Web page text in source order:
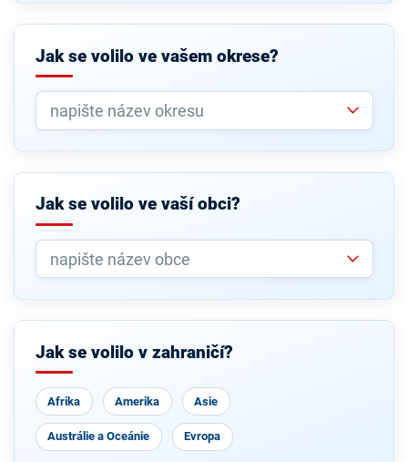
Jak se volilo ve vašem okrese?
Jak se volilo ve vaší obci?
Jak se volilo v zahraničí?
Afrika Amerika Asie
Austrálie a Oceánie Evropa